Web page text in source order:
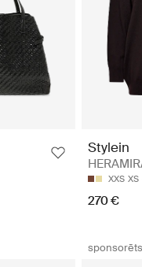
Stylein
XXS XS
270 €
sponsorēts